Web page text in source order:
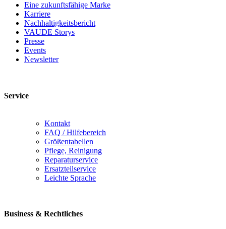
Eine zukunftsfähige Marke
Karriere
Nachhaltigkeitsbericht
VAUDE Storys
Presse
Events
Newsletter
Service
Kontakt
FAQ / Hilfebereich
Größentabellen
Pflege, Reinigung
Reparaturservice
Ersatzteilservice
Leichte Sprache
Business & Rechtliches